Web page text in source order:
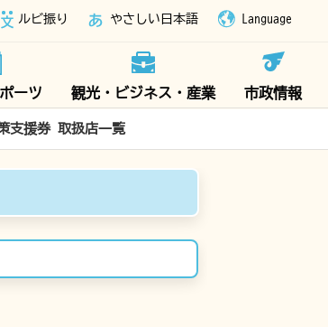
ルビ振り やさしい日本語 Language
ーツ 観光・ビジネス・産業 市政情報
支援券 取扱店一覧